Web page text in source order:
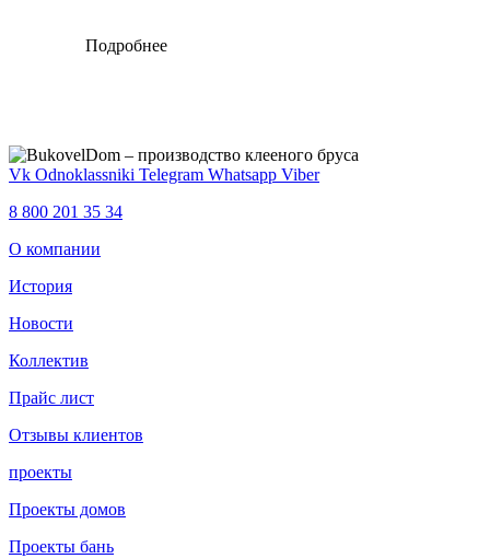
Подробнее
Vk Odnoklassniki Telegram Whatsapp Viber
8 800 201 35 34
О компании
История
Новости
Коллектив
Прайс лист
Отзывы клиентов
проекты
Проекты домов
Проекты бань